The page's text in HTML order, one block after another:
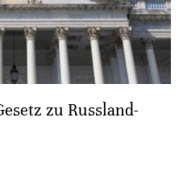
zu Russland-